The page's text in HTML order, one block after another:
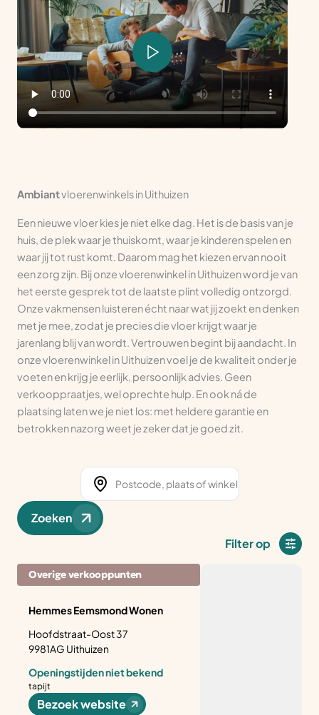
Ambiantvloerenwinkels in Uithuizen
Een nieuwe vloer kies je niet elke dag. Het is de basis van je
huis, de plek waar je thuiskomt, waar je kinderen spelen en
waar jij tot rust komt. Daarom mag het kiezen ervan nooit
een zorg zijn. Bij onze vloerenwinkel in Uithuizen word je van
het eerste gesprek tot de laatste plint volledig ontzorgd.
Onze vakmensen luisteren écht naar wat jij zoekt en denken
met je mee, zodat je precies die vloer krijgt waar je
jarenlang blij van wordt. Vertrouwen begint bij aandacht. In
onze vloerenwinkel in Uithuizen voel je de kwaliteit onder je
voeten en krijg je eerlijk, persoonlijk advies. Geen
verkooppraatjes, wel oprechte hulp. En ook ná de
plaatsing laten we je niet los: met heldere garantie en
betrokken nazorg weet je zeker dat je goed zit.
Zoeken
Filter op
Overige verkooppunten
Hemmes Eemsmond Wonen
Hoofdstraat-Oost 37
9981AG Uithuizen
Openingstijden niet bekend
tapijt
Bezoek website